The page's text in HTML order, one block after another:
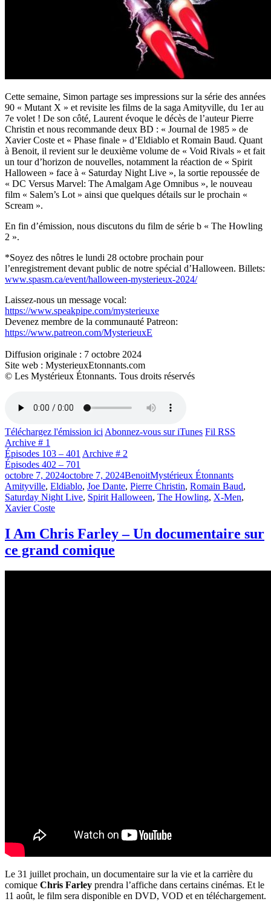
Cette semaine, Simon partage ses impressions sur la série des années
90 « Mutant X » et revisite les films de la saga Amityville, du 1er au
7e volet ! De son côté, Laurent évoque le décès de l’auteur Pierre
Christin et nous recommande deux BD : « Journal de 1985 » de
Xavier Coste et « Phase finale » d’Eldiablo et Romain Baud. Quant
à Benoit, il revient sur le deuxième volume de « Void Rivals » et fait
un tour d’horizon de nouvelles, notamment la réaction de « Spirit
Halloween » face à « Saturday Night Live », la sortie repoussée de
« DC Versus Marvel: The Amalgam Age Omnibus », le nouveau
film « Salem’s Lot » ainsi que quelques détails sur le prochain «
Scream ».
En fin d’émission, nous discutons du film de série b « The Howling
2 ».
*Soyez des nôtres le lundi 28 octobre prochain pour
l’enregistrement devant public de notre spécial d’Halloween. Billets:
www.spasm.ca/event/halloween-mysterieux-2024/
Laissez-nous un message vocal:
https://www.speakpipe.com/mysterieuxe
Devenez membre de la communauté Patreon:
https://www.patreon.com/MysterieuxE
Diffusion originale : 7 octobre 2024
Site web : MysterieuxEtonnants.com
© Les Mystérieux Étonnants. Tous droits réservés
Téléchargez l'émission ici Abonnez-vous sur iTunes Fil RSS
Archive # 1
Épisodes 103 – 401 Archive # 2
Épisodes 402 – 701
Publié
le
octobre 7, 2024octobre 7, 2024BenoitCatégories
Mystérieux ÉtonnantsÉtiquettes
Amityville, Eldiablo, Joe Dante, Pierre Christin, Romain Baud,
Saturday Night Live, Spirit Halloween, The Howling, X-Men,
Xavier Coste
I Am Chris Farley – Un documentaire sur
ce grand comique
Le 31 juillet prochain, un documentaire sur la vie et la carrière du
comique Chris Farley prendra l’affiche dans certains cinémas. Et le
11 août, le film sera disponible en DVD, VOD et en téléchargement.